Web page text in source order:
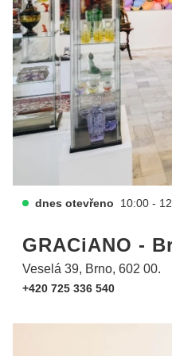
dnes otevřeno 10:00 -
GRACiANO -
Veselá 39, Brno, 602 00.
+420 725 336 540